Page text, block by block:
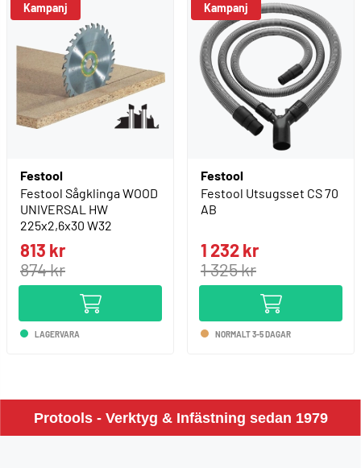
Kampanj
Festool
Festool Sågklinga WOOD
UNIVERSAL HW
225x2,6x30 W32
813 kr
874 kr
LAGERVARA
Kampanj
Festool
Festool Utsugsset CS 70
AB
1 232 kr
1 325 kr
NORMALT 3-5 DAGAR
Protools - Verktyg & Infästning sedan 1979